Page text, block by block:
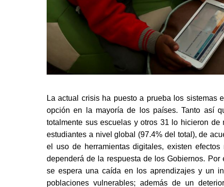
La actual crisis ha puesto a prueba los sistemas
opción en la mayoría de los países. Tanto así
totalmente sus escuelas y otros 31 lo hicieron
estudiantes a nivel global (97.4% del total), de
el uso de herramientas digitales, existen
dependerá de la respuesta de los Gobiernos. Por
se espera una caída en los aprendizajes y un
poblaciones vulnerables; además de un